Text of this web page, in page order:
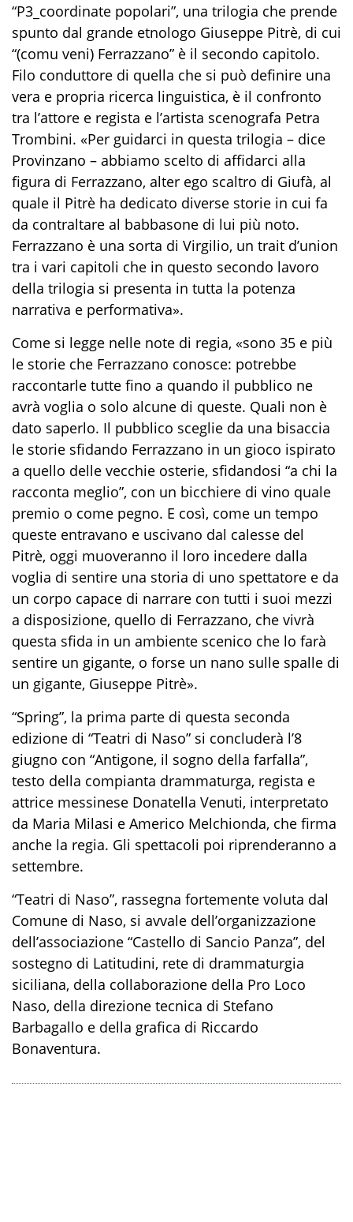
“P3_coordinate popolari”, una trilogia che prende
spunto dal grande etnologo Giuseppe Pitrè, di cui
“(comu veni) Ferrazzano” è il secondo capitolo.
Filo conduttore di quella che si può definire una
vera e propria ricerca linguistica, è il confronto
tra l’attore e regista e l’artista scenografa Petra
Trombini. «Per guidarci in questa trilogia – dice
Provinzano – abbiamo scelto di affidarci alla
figura di Ferrazzano, alter ego scaltro di Giufà, al
quale il Pitrè ha dedicato diverse storie in cui fa
da contraltare al babbasone di lui più noto.
Ferrazzano è una sorta di Virgilio, un trait d’union
tra i vari capitoli che in questo secondo lavoro
della trilogia si presenta in tutta la potenza
narrativa e performativa».
Come si legge nelle note di regia, «sono 35 e più
le storie che Ferrazzano conosce: potrebbe
raccontarle tutte fino a quando il pubblico ne
avrà voglia o solo alcune di queste. Quali non è
dato saperlo. Il pubblico sceglie da una bisaccia
le storie sfidando Ferrazzano in un gioco ispirato
a quello delle vecchie osterie, sfidandosi “a chi la
racconta meglio”, con un bicchiere di vino quale
premio o come pegno. E così, come un tempo
queste entravano e uscivano dal calesse del
Pitrè, oggi muoveranno il loro incedere dalla
voglia di sentire una storia di uno spettatore e da
un corpo capace di narrare con tutti i suoi mezzi
a disposizione, quello di Ferrazzano, che vivrà
questa sfida in un ambiente scenico che lo farà
sentire un gigante, o forse un nano sulle spalle di
un gigante, Giuseppe Pitrè».
“Spring”, la prima parte di questa seconda
edizione di “Teatri di Naso” si concluderà l’8
giugno con “Antigone, il sogno della farfalla”,
testo della compianta drammaturga, regista e
attrice messinese Donatella Venuti, interpretato
da Maria Milasi e Americo Melchionda, che firma
anche la regia. Gli spettacoli poi riprenderanno a
settembre.
“Teatri di Naso”, rassegna fortemente voluta dal
Comune di Naso, si avvale dell’organizzazione
dell’associazione “Castello di Sancio Panza”, del
sostegno di Latitudini, rete di drammaturgia
siciliana, della collaborazione della Pro Loco
Naso, della direzione tecnica di Stefano
Barbagallo e della grafica di Riccardo
Bonaventura.